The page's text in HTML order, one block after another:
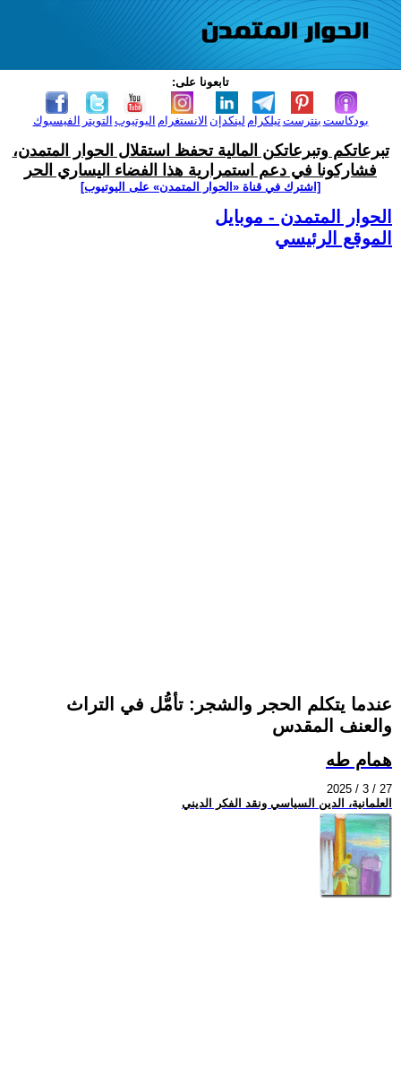
تابعونا على:
الفيسبوك التويتر اليوتيوب الانستغرام لينكدإن تيلكرامبنترست بودكاست
تبرعاتكم وتبرعاتكن المالية تحفظ استقلال الحوار المتمدن،
فشاركونا في دعم استمرارية هذا الفضاء اليساري الحر
[اشترك في قناة ‫«الحوار المتمدن» على اليوتيوب]
الحوار المتمدن - موبايل
الموقع الرئيسي
عندما يتكلم الحجر والشجر: تأمُّل في التراث
والعنف المقدس
همام طه
2025 / 3 / 27
العلمانية، الدين السياسي ونقد الفكر الديني